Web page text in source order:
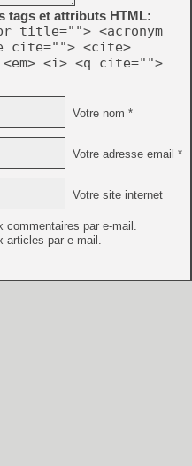
tags et attributs HTML:
title=""> <acronym
cite=""> <cite>
<i> <q cite="">
Votre nom *
Votre adresse email *
Votre site internet
commentaires par e-mail.
articles par e-mail.